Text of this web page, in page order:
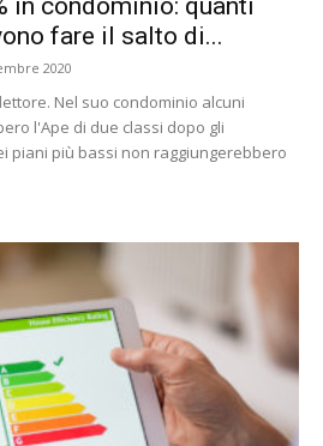
fare il salto di...
2020
Nel suo condominio alcuni
l'Ape di due classi dopo gli
piani più bassi non raggiungerebbero